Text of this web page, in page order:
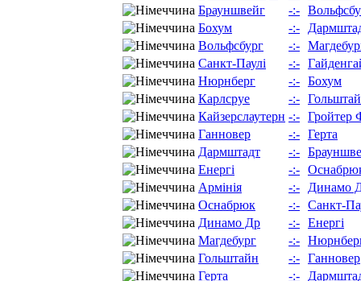
Брауншвейг
-:-
Бохум
-:-
Вольфсбург
-:-
Санкт-Паулі
-:-
Нюрнберг
-:- Бохум
Карлсруе
-:-
Кайзерслаутерн -:- Гройтер
Ганновер
-:- Герта
Дармштадт
-:-
Енергі
-:-
Армінія
-:-
Динамо
Оснабрюк
-:- Санкт-
Динамо Др
-:- Енергі
Магдебург
-:-
Гольштайн
-:- Ганновер
Герта
-:-